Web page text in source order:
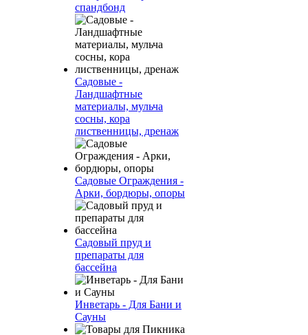
спандбонд
Садовые -
Ландшафтные
материалы, мульча
сосны, кора
лиственницы, дренаж
Садовые Ограждения -
Арки, бордюры, опоры
Садовый пруд и
препараты для
бассейна
Инветарь - Для Бани и
Сауны